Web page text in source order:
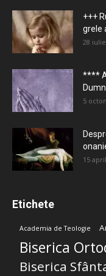
+++
grele
28
****
5
15
Etichete
Academia de Teologie
Biserica
Biserica